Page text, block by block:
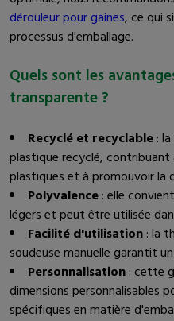
dérouleur pour gaines, ce qui
processus d'emballage.
Quels sont les
transparente ?
Recyclé et recyclable:
plastique recyclé, contribuant
plastiques et à promouvoir la
Polyvalence: elle
légers et peut être utilisée
Facilité d'utilisation: la
soudeuse manuelle garantit
Personnalisation: cette
dimensions personnalisables
spécifiques en matière